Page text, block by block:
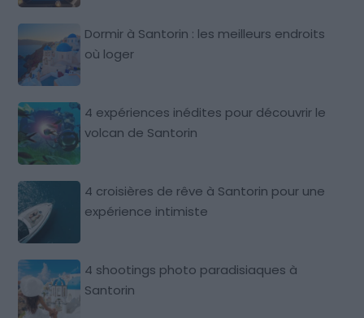
Dormir à Santorin : les meilleurs endroits
où loger
4 expériences inédites pour découvrir le
volcan de Santorin
4 croisières de rêve à Santorin pour une
expérience intimiste
4 shootings photo paradisiaques à
Santorin